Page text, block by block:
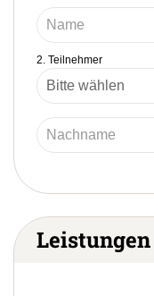
2. Teilnehmer
Leistungen